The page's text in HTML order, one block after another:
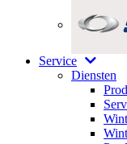
Service
Diensten